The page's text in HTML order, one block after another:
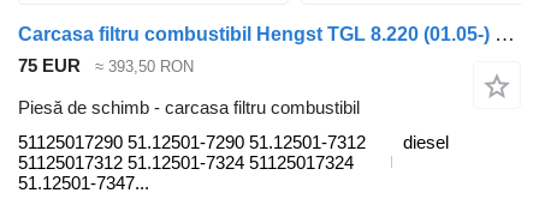
Carcasa filtru combustibil Hengst TGL 8.220 (01.05-) 51125017290 pentru camion MAN TGL, TGM, TGS, TGX (2005-2021)
75 EUR ≈ 393,50 RON
Piesă de schimb - carcasa filtru combustibil
51125017290 51.12501-7290 51.12501-7312
51125017312 51.12501-7324 51125017324
51.12501-7347...
diesel